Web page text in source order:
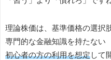
理論株価は、基準価格の選択
専門的な金融知識を持たない
初心者の方の利用を想定して